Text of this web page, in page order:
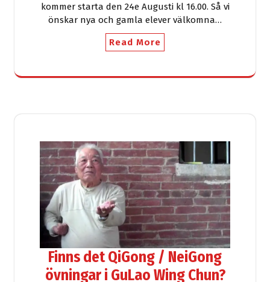
kommer starta den 24e Augusti kl 16.00. Så vi
önskar nya och gamla elever välkomna…
Read More
Finns det QiGong / NeiGong
övningar i GuLao Wing Chun?